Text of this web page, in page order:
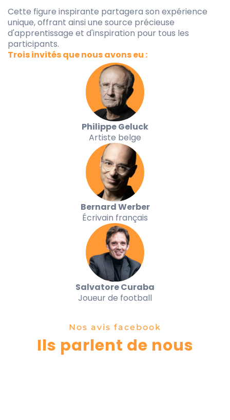
Cette figure inspirante partagera son expérience
unique, offrant ainsi une source précieuse
d'apprentissage et d'inspiration pour tous les
participants.
Trois invités que nous avons eu :
Philippe Geluck
Artiste belge
Bernard Werber
Écrivain français
Salvatore Curaba
Joueur de football
Nos avis facebook
Ils parlent de nous